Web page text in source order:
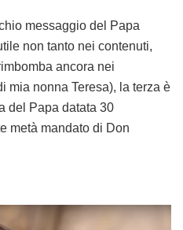
messaggio del Papa
non tanto nei contenuti,
ancora nei
mia nonna Teresa), la terza è
del Papa datata 30
metà mandato di Don